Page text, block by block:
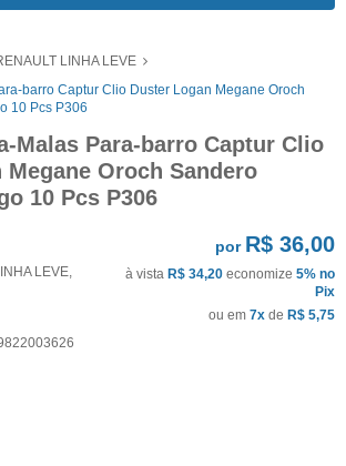
LINHA LEVE
barro Captur Clio Duster Logan Megane Oroch
10 Pcs P306
Malas Para-barro Captur Clio
Megane Oroch Sandero
10 Pcs P306
LEVE
por R$ 36,00
à vista R$ 34,20 economize 5% no
Pix
ou em 7x de R$ 5,75